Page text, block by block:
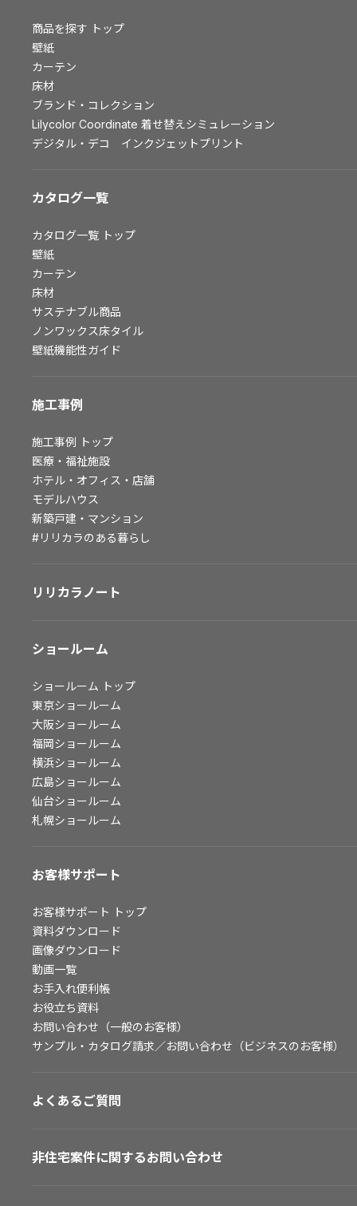
お客様サポート トップ
資料ダウンロード
画像ダウンロード
動画一覧
お手入れ便利帳
お役立ち資料
お問い合わせ（一般のお客様）
よくあるご質問
非住宅案件に関するお問い合わせ
事業紹介
スペースソリューション事業
ファシリティソリューション事業
不動産投資開発事業
会社情報
採用情報
商品を探す トップ
壁紙
カーテン
床材
ブランド・コレクション
Lilycolor Coordinate 着せ替えシミュレーション
デジタル・デコ インクジェットプリント
カタログ一覧
カタログ一覧 トップ
壁紙
カーテン
床材
サステナブル商品
ノンワックス床タイル
壁紙機能性ガイド
施工事例
施工事例 トップ
医療・福祉施設
ホテル・オフィス・店舗
モデルハウス
新築戸建・マンション
#リリカラのある暮らし
リリカラノート
ショールーム
ショールーム トップ
東京ショールーム
大阪ショールーム
福岡ショールーム
横浜ショールーム
広島ショールーム
仙台ショールーム
札幌ショールーム
お客様サポート
お客様サポート トップ
資料ダウンロード
画像ダウンロード
動画一覧
お手入れ便利帳
お役立ち資料
お問い合わせ（一般のお客様）
サンプル・カタログ請求／お問い合わせ（ビジネスのお客様）
よくあるご質問
非住宅案件に関するお問い合わせ